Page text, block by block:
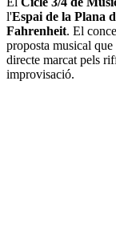
l'Espai de la Plana
Fahrenheit. El
proposta musical que
directe marcat pels
improvisació.